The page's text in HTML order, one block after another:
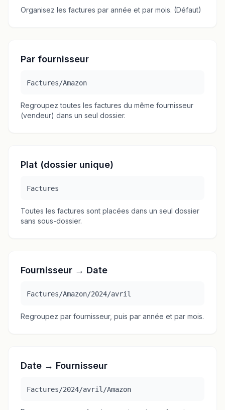
Organisez les factures par année et par mois. (Défaut)
Par fournisseur
Factures/Amazon
Regroupez toutes les factures du même fournisseur
(vendeur) dans un seul dossier.
Plat (dossier unique)
Factures
Toutes les factures sont placées dans un seul dossier
sans sous-dossier.
Fournisseur → Date
Factures/Amazon/2024/avril
Regroupez par fournisseur, puis par année et par mois.
Date → Fournisseur
Factures/2024/avril/Amazon